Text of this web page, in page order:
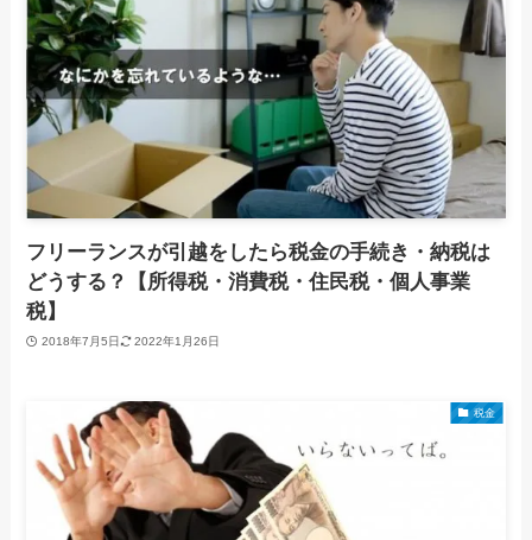
フリーランスが引越をしたら税金の手続き・納税は
どうする？【所得税・消費税・住民税・個人事業
税】
2018年7月5日 2022年1月26日
税金